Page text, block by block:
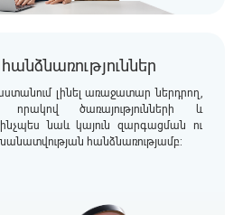
լինել առաջատար ներդրող,
ծառայությունների և
ինչպես նաև կայուն զարգացման ու
հանձնառությամբ: